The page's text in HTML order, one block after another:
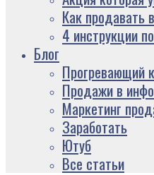
Как продавать
4 инструкции
Блог
Прогревающий
Продажи в
Маркетинг
Заработать
Ютуб
Все статьи